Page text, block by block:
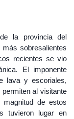
la provincia del
sobresalientes
recientes se vio
El imponente
lava y escoriales,
al visitante
magnitud de estos
tuvieron lugar en